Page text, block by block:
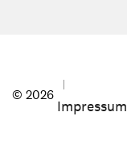
© 2026
Impressum